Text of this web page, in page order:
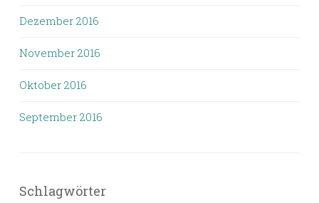
Dezember 2016
November 2016
Oktober 2016
September 2016
Schlagwörter